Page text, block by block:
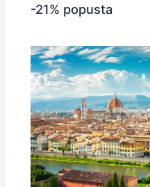
-21% popusta